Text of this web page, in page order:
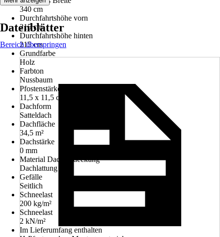
340 cm
Durchfahrtshöhe vorn
215 cm
Durchfahrtshöhe hinten
215 cm
Grundfarbe
Holz
Farbton
Nussbaum
Pfostenstärke
11,5 x 11,5 cm
Dachform
Satteldach
Dachfläche
34,5 m²
Dachstärke
0 mm
Material Dacheindeckung
Dachlattung
Gefälle
Seitlich
Schneelast
200 kg/m²
Schneelast
2 kN/m²
Im Lieferumfang enthalten
Datenblätter
Bereich überspringen